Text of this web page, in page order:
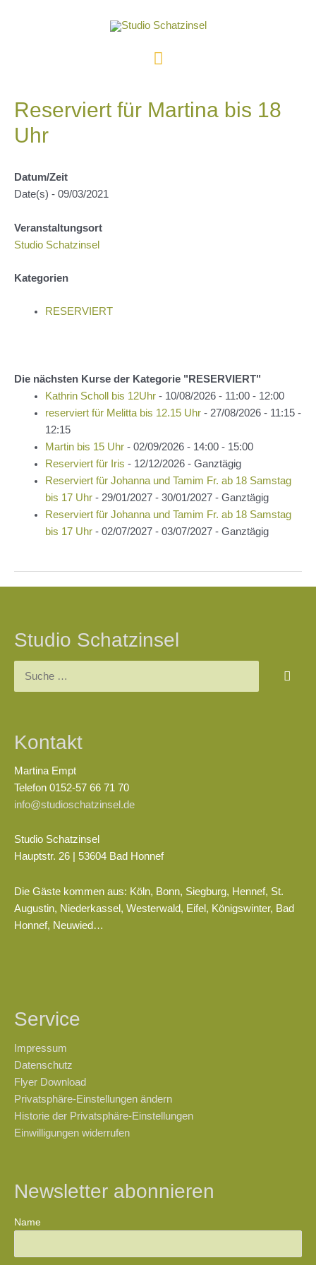
Hauptmenü
Reserviert für Martina bis 18
Uhr
Datum/Zeit
Date(s) - 09/03/2021
Veranstaltungsort
Studio Schatzinsel
Kategorien
RESERVIERT
Die nächsten Kurse der Kategorie "RESERVIERT"
Kathrin Scholl bis 12Uhr- 10/08/2026 - 11:00 - 12:00
reserviert für Melitta bis 12.15 Uhr- 27/08/2026 - 11:15 -
12:15
Martin bis 15 Uhr- 02/09/2026 - 14:00 - 15:00
Reserviert für Iris - 12/12/2026 - Ganztägig
Reserviert für Johanna und Tamim Fr. ab 18 Samstag
bis 17 Uhr- 29/01/2027 - 30/01/2027 - Ganztägig
Reserviert für Johanna und Tamim Fr. ab 18 Samstag
bis 17 Uhr- 02/07/2027 - 03/07/2027 - Ganztägig
Studio Schatzinsel
Kontakt
Martina Empt
Telefon 0152-57 66 71 70
info@studioschatzinsel.de
Studio Schatzinsel
Hauptstr. 26 | 53604 Bad Honnef
Die Gäste kommen aus: Köln, Bonn, Siegburg, Hennef, St.
Augustin, Niederkassel, Westerwald, Eifel, Königswinter, Bad
Honnef, Neuwied…
Service
Impressum
Datenschutz
Flyer Download
Privatsphäre-Einstellungen ändern
Historie der Privatsphäre-Einstellungen
Einwilligungen widerrufen
Newsletter abonnieren
Name